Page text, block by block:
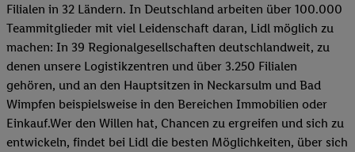
Filialen in 32 Ländern. In Deutschland arbeiten über 100.000
Teammitglieder mit viel Leidenschaft daran, Lidl möglich zu
machen: In 39 Regionalgesellschaften deutschlandweit, zu
denen unsere Logistikzentren und über 3.250 Filialen
gehören, und an den Hauptsitzen in Neckarsulm und Bad
Wimpfen beispielsweise in den Bereichen Immobilien oder
Einkauf.Wer den Willen hat, Chancen zu ergreifen und sich zu
entwickeln, findet bei Lidl die besten Möglichkeiten, über sich